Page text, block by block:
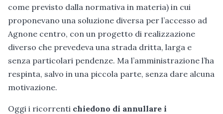
come previsto dalla normativa in materia) in cui
proponevano una soluzione diversa per l’accesso ad
Agnone centro, con un progetto di realizzazione
diverso che prevedeva una strada dritta, larga e
senza particolari pendenze. Ma l’amministrazione l’ha
respinta, salvo in una piccola parte, senza dare alcuna
motivazione.
Oggi i ricorrenti chiedono di annullare i